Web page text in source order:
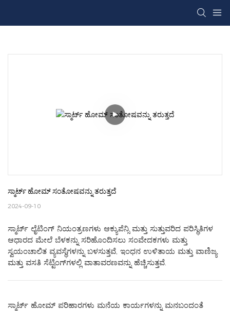
ಸ್ಮಾರ್ಟ್ ಹೋಮ್ ಸಂತೋಷವನ್ನು ತರುತ್ತದೆ
2024-09-10
ಸ್ಮಾರ್ಟ್ ಲೈಟಿಂಗ್ ನಿಯಂತ್ರಣಗಳು ಆಕ್ಯುಪೆನ್ಸಿ ಮತ್ತು ಸುತ್ತುವರಿದ ಪರಿಸ್ಥಿತಿಗಳ
ಆಧಾರದ ಮೇಲೆ ಬೆಳಕನ್ನು ಸರಿಹೊಂದಿಸಲು ಸಂವೇದಕಗಳು ಮತ್ತು
ಸ್ವಯಂಚಾಲಿತ ವ್ಯವಸ್ಥೆಗಳನ್ನು ಬಳಸುತ್ತವೆ, ಇಂಧನ ಉಳಿತಾಯ ಮತ್ತು ವಾಣಿಜ್ಯ
ಮತ್ತು ವಸತಿ ಸೆಟ್ಟಿಂಗ್‌ಗಳಲ್ಲಿ ವಾತಾವರಣವನ್ನು ಹೆಚ್ಚಿಸುತ್ತವೆ.
ಸ್ಮಾರ್ಟ್ ಹೋಮ್ ಪರಿಹಾರಗಳು ಮನೆಯ ಕಾರ್ಯಗಳನ್ನು ಮನಬಂದಂತೆ